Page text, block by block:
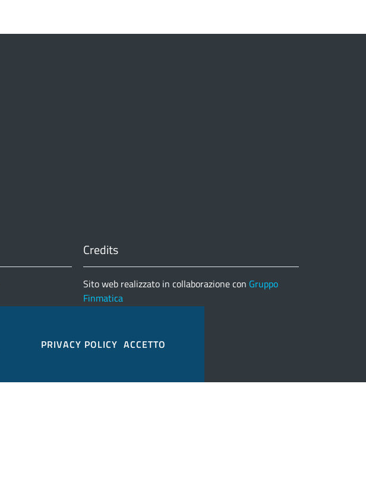
Credits
Sito web realizzato in collaborazione con Gruppo
Finmatica
PRIVACY POLICY ACCETTO